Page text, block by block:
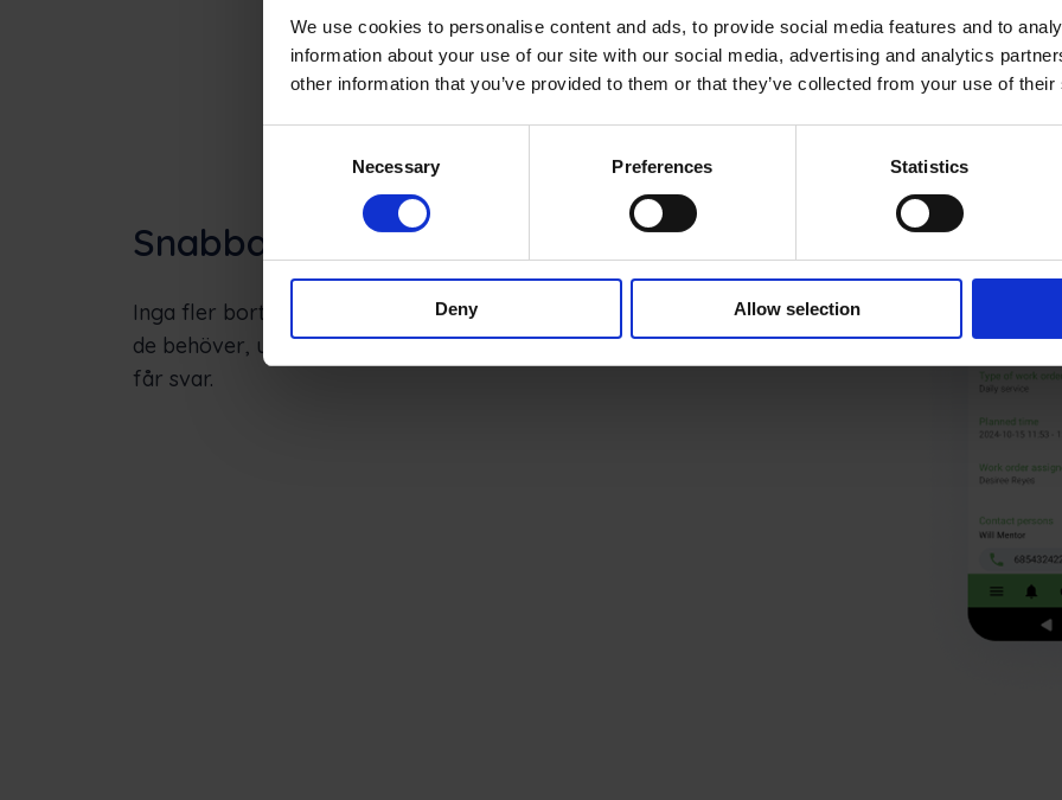
We use cookies to personalise content and ads, to provide social media features and to
information about your use of our site with our social media, advertising and analytics
other information that you’ve provided to them or that they’ve collected from your use of
Necessary Preferences Statistics
Deny Allow selection
Snabbare lösningar
Inga fler borttappade ärenden. Teknikerna får den information
de behöver, utvecklarna ser feedback från fältet och kunderna
får svar.